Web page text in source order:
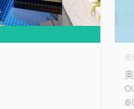
奥
泰